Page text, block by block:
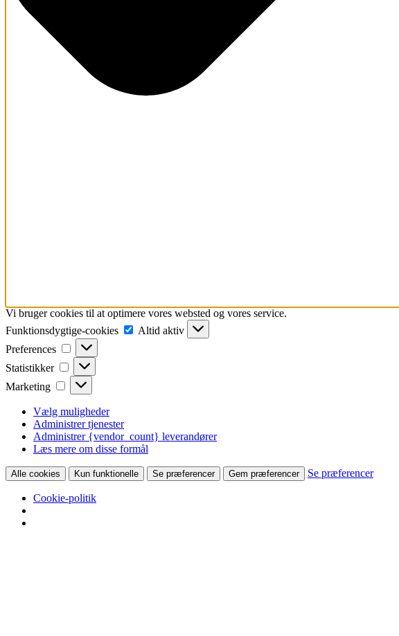
Vi bruger cookies til at optimere vores websted og vores service.
Funktionsdygtige-cookies
Funktionsdygtige-
cookies
Altid aktiv
Preferences
Preferences
Statistikker Statistikker
Marketing Marketing
Vælg muligheder
Administrer tjenester
Administrer {vendor_count} leverandører
Læs mere om disse formål
Alle cookies Kun funktionelle Se præferencer Gem præferencer Se præferencer
Cookie-politik